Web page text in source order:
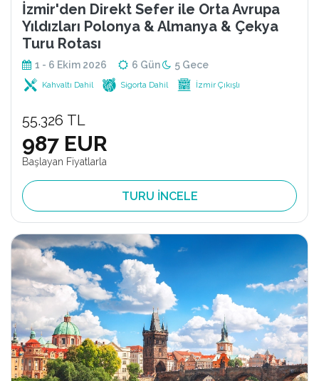
İzmir'den Direkt Sefer ile Orta Avrupa
Yıldızları Polonya & Almanya & Çekya
Turu Rotası
1 - 6 Ekim 2026 6 Gün 5 Gece
Kahvaltı Dahil Sigorta Dahil İzmir Çıkışlı
55.326 TL
987 EUR
Başlayan Fiyatlarla
TURU İNCELE